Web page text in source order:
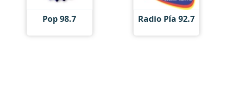
Pop 98.7 Radio Pía 92.7